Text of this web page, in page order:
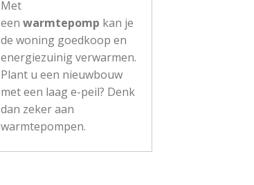
Met
een warmtepomp kan je
de woning goedkoop en
energiezuinig verwarmen.
Plant u een nieuwbouw
met een laag e-peil? Denk
dan zeker aan
warmtepompen.